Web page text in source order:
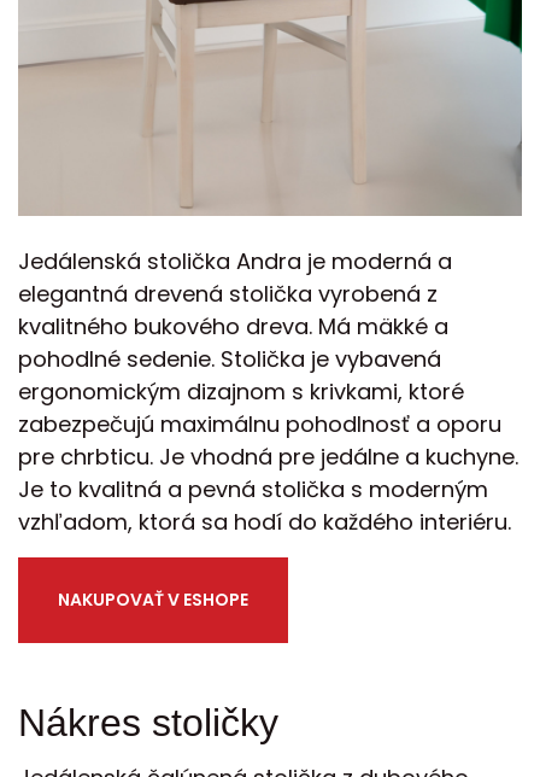
Jedálenská stolička Andra je moderná a
elegantná drevená stolička vyrobená z
kvalitného bukového dreva. Má mäkké a
pohodlné sedenie. Stolička je vybavená
ergonomickým dizajnom s krivkami, ktoré
zabezpečujú maximálnu pohodlnosť a oporu
pre chrbticu. Je vhodná pre jedálne a kuchyne.
Je to kvalitná a pevná stolička s moderným
vzhľadom, ktorá sa hodí do každého interiéru.
NAKUPOVAŤ V ESHOPE
Nákres stoličky